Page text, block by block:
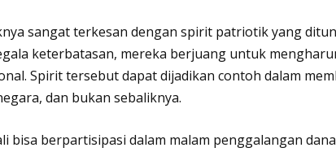
sangat terkesan dengan spirit patriotik yang
keterbatasan, mereka berjuang untuk
Spirit tersebut dapat dijadikan contoh dalam
dan bukan sebaliknya.
bisa berpartisipasi dalam malam penggalangan